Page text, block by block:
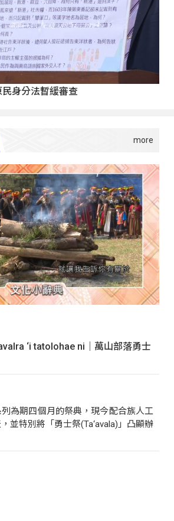
身分法暫緩審查
‘i tatolohae ni｜萬山部落勇士
為期四個月的祭典，現今配合族人工
並特別將「勇士祭(Ta‘avala)」凸顯辦